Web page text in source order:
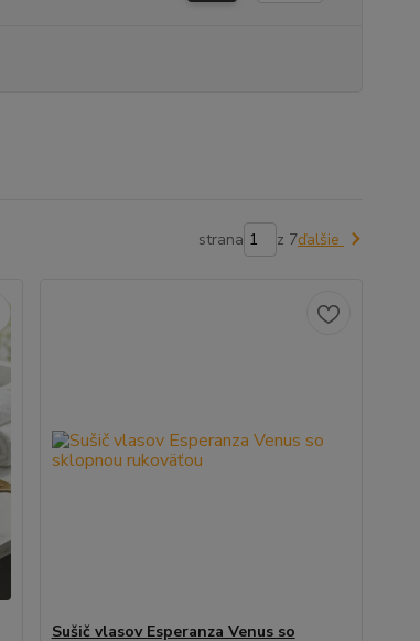
strana z 7ďalšie
Sušič vlasov Esperanza Venus so